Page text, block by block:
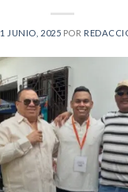
1 JUNIO, 2025 POR